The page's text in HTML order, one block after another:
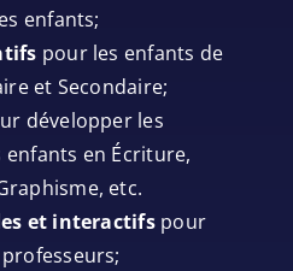
enfants;
pour les enfants de
et Secondaire;
développer les
en Écriture,
etc.
et interactifspour